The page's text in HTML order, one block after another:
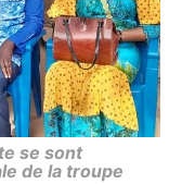
se sont
de la troupe